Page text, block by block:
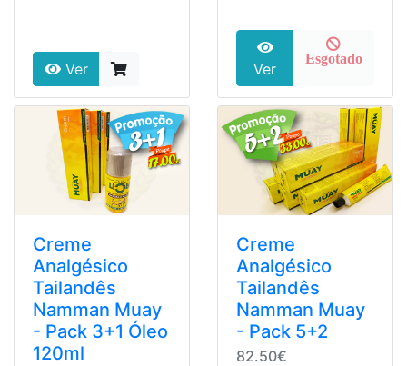
Ver Ver
Esgotado
Creme
Analgésico
Tailandês
Namman Muay
- Pack 3+1 Óleo
120ml
Creme
Analgésico
Tailandês
Namman Muay
- Pack 5+2
82.50€